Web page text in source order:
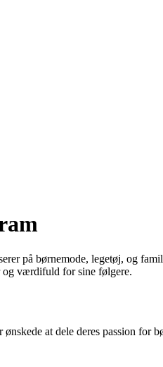
på børnemode, legetøj, og
værdifuld for sine følgere.
at dele deres passion for